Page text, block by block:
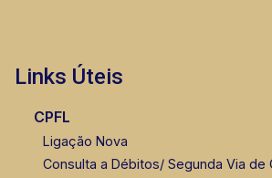
Links Úteis
CPFL
Ligação Nova
Consulta a Débitos/ Segunda Via de